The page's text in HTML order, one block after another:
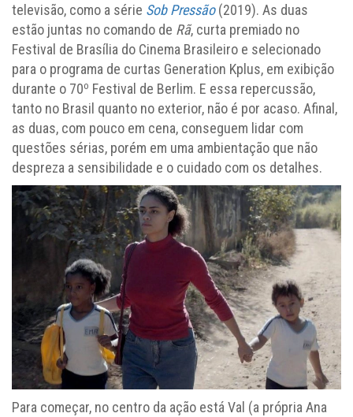
televisão, como a série Sob Pressão(2019). As duas
estão juntas no comando de Rã, curta premiado no
Festival de Brasília do Cinema Brasileiro e selecionado
para o programa de curtas Generation Kplus, em exibição
durante o 70o Festival de Berlim. E essa repercussão,
tanto no Brasil quanto no exterior, não é por acaso. Afinal,
as duas, com pouco em cena, conseguem lidar com
questões sérias, porém em uma ambientação que não
despreza a sensibilidade e o cuidado com os detalhes.
Para começar, no centro da ação está Val (a própria Ana